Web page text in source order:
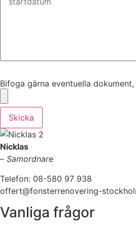
Bifoga gärna eventuella
Skicka
Nicklas
– Samordnare
Telefon: 08-580 97 938
offert@fonsterrenovering-
Vanliga frågor